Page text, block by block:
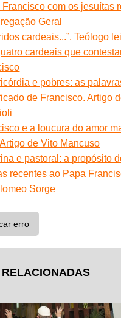
Francisco com os jesuítas
Geral
cardeais...”. Teólogo
cardeais que
e pobres: as
de Francisco. Artigo
e a loucura do amor
de Vito Mancuso
e pastoral: a propósito
recentes ao Papa
Sorge
erro